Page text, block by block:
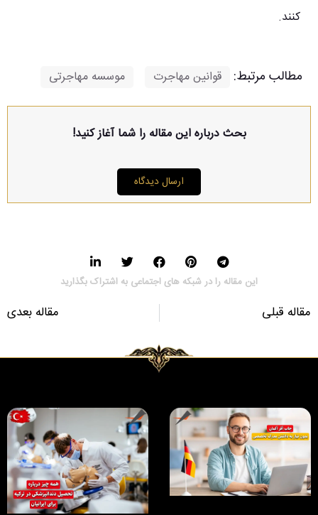
کنند.
مطالب مرتبط: قوانین مهاجرت موسسه مهاجرتی
بحث درباره این مقاله را شما آغاز کنید!
ارسال دیدگاه
این مقاله را در شبکه های اجتماعی به اشتراک بگذارید
مقاله قبلی مقاله بعدی